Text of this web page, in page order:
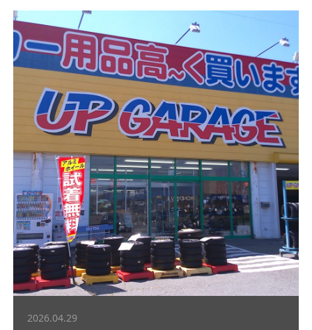
2026.04.29